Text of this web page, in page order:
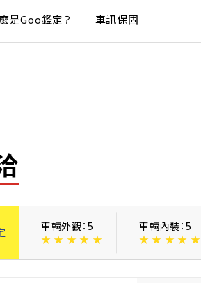
是Goo鑑定？ 車訊保固
車輛外觀：5
★ ★ ★ ★ ★
車輛內裝：5
★ ★ ★ ★ ★